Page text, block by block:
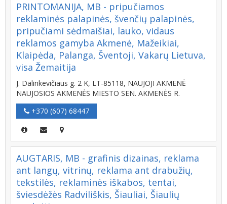
PRINTOMANIJA, MB - pripučiamos
reklaminės palapinės, švenčių palapinės,
pripučiami sėdmaišiai, lauko, vidaus
reklamos gamyba Akmenė, Mažeikiai,
Klaipėda, Palanga, Šventoji, Vakarų Lietuva,
visa Žemaitija
J. Dalinkevičiaus g. 2 K, LT-85118, NAUJOJI AKMENĖ
NAUJOSIOS AKMENĖS MIESTO SEN. AKMENĖS R.
+370 (607) 68447
AUGTARIS, MB - grafinis dizainas, reklama
ant langų, vitrinų, reklama ant drabužių,
tekstilės, reklaminės iškabos, tentai,
šviesdėžės Radviliškis, Šiauliai, Šiaulių